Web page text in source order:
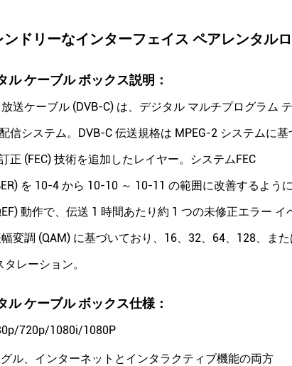
ドリーなインターフェイス ペアレンタル
ル ケーブル ボックス説明：
送ケーブル (DVB-C) は、デジタル マルチプログラム
信システム。DVB-C 伝送規格は MPEG-2 システムに
正 (FEC) 技術を追加したレイヤー。システムFEC
を 10-4 から 10-10 ～ 10-11 の範囲に改善するよう
動作で、伝送 1 時間あたり約 1 つの未修正エラー イ
変調 (QAM) に基づいており、16、32、64、128、また
レーション。
ル ケーブル ボックス仕様：
720p/1080i/1080P
ル、インターネットとインタラクティブ機能の両方